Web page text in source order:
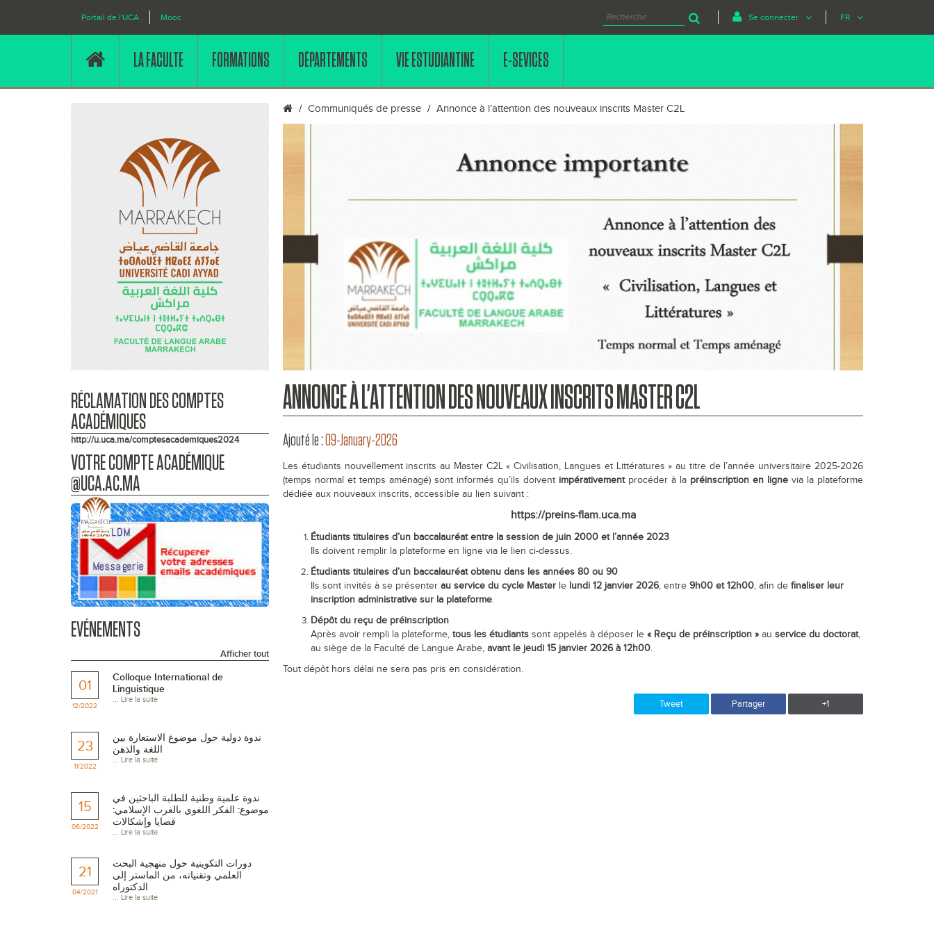
Portail de l'UCA Mooc FR
Se connecter
LA FACULTE FORMATIONS DÉPARTEMENTS VIE ESTUDIANTINE E-SEVICES
RÉCLAMATION DES COMPTES
ACADÉMIQUES
http://u.uca.ma/comptesacademiques2024
VOTRE COMPTE ACADÉMIQUE
@UCA.AC.MA
EVÉNEMENTS
Afficher tout
01
12/2022
Colloque International de
Linguistique
... Lire la suite
23
11/2022
ندوة دولية حول موضوغ الاستعارة بين
اللغة والذهن
... Lire la suite
15
06/2022
ندوة علمية وطنية للطلبة الباحثين في
موضوع: الفكر اللغوي بالغرب الإسلامي:
قضايا وإشكالات
... Lire la suite
21
04/2021
دورات التكوينية حول منهجية البحث
العلمي وتقنياته، من الماستر إلى
الدكتوراه
... Lire la suite
Communiqués de presse Annonce à l’attention des nouveaux inscrits Master C2L
ANNONCE À L’ATTENTION DES NOUVEAUX INSCRITS MASTER C2L
Ajouté le :09-January-2026
Les étudiants nouvellement inscrits au Master C2L « Civilisation, Langues et Littératures » au titre de l’année universitaire 2025-2026
(temps normal et temps aménagé) sont informés qu’ils doivent impérativementprocéder à la préinscription en ligne via la plateforme
dédiée aux nouveaux inscrits, accessible au lien suivant :
https://preins-flam.uca.ma
Étudiants titulaires d’un baccalauréat entre la session de juin 2000 et l’année 2023
Ils doivent remplir la plateforme en ligne via le lien ci-dessus.
Étudiants titulaires d’un baccalauréat obtenu dans les années 80 ou 90
Ils sont invités à se présenter au service du cycle Master le lundi 12 janvier 2026, entre 9h00 et 12h00, afin de finaliser leur
inscription administrative sur la plateforme.
Dépôt du reçu de préinscription
Après avoir rempli la plateforme, tous les étudiants sont appelés à déposer le « Reçu de préinscription »au service du doctorat,
au siège de la Faculté de Langue Arabe, avant le jeudi 15 janvier 2026 à 12h00.
Tout dépôt hors délai ne sera pas pris en considération.
Tweet Partager +1